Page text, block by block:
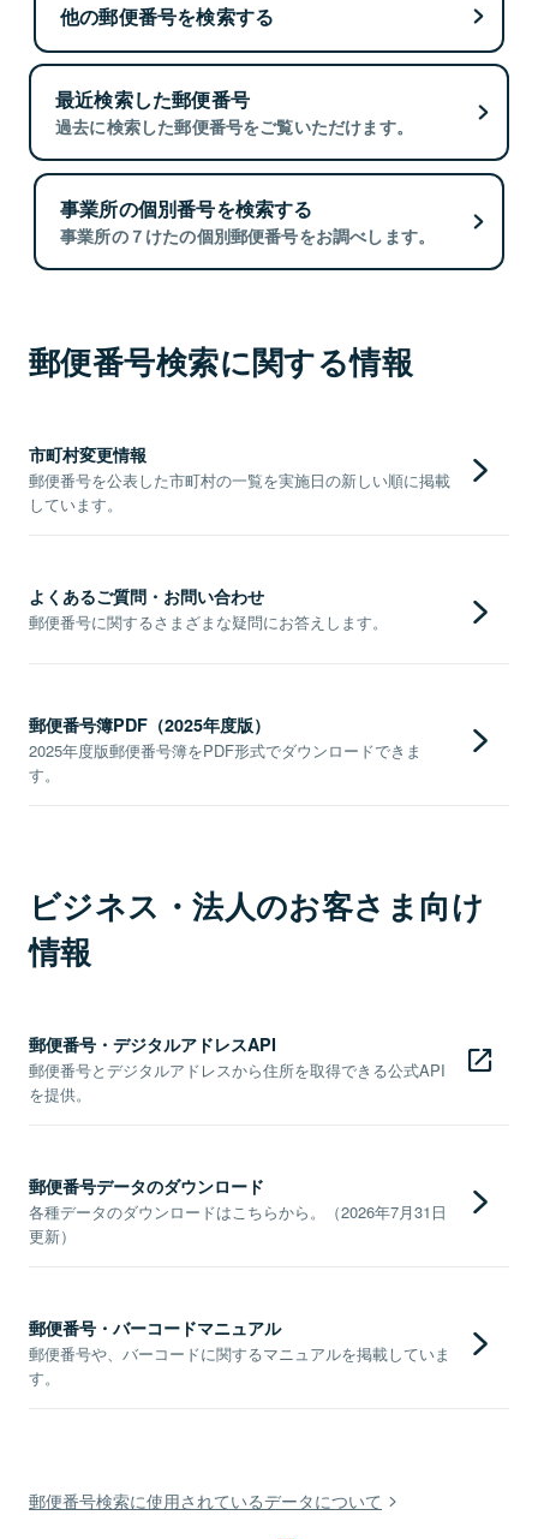
他の郵便番号を検索する
最近検索した郵便番号
過去に検索した郵便番号をご覧いただけます。
事業所の個別番号を検索する
事業所の７けたの個別郵便番号をお調べします。
郵便番号検索に関する情報
市町村変更情報
郵便番号を公表した市町村の一覧を実施日の新しい順に掲載
しています。
よくあるご質問・お問い合わせ
郵便番号に関するさまざまな疑問にお答えします。
郵便番号簿PDF（2025年度版）
2025年度版郵便番号簿をPDF形式でダウンロードできま
す。
ビジネス・法人のお客さま向け
情報
郵便番号・デジタルアドレスAPI
郵便番号とデジタルアドレスから住所を取得できる公式API
を提供。
郵便番号データのダウンロード
各種データのダウンロードはこちらから。（2026年7月31日
更新）
郵便番号・バーコードマニュアル
郵便番号や、バーコードに関するマニュアルを掲載していま
す。
郵便番号検索に使用されているデータについて